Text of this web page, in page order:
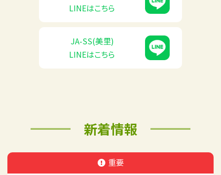
LINEはこちら
JA-SS(美里)
LINEはこちら
新着情報
重要